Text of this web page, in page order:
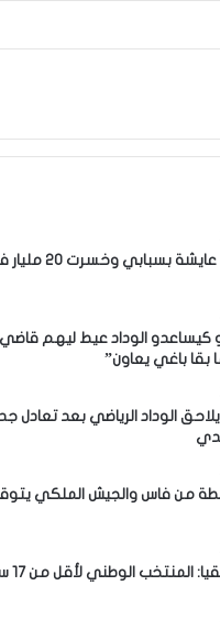
أيت منا: “الوداد اليوم عايشة
كيساعدو الوداد عيط ليهم
باغي يعاون”
يلاحق الوداد الرياضي بعد تعادل
من فاس والجيش الملكي
على